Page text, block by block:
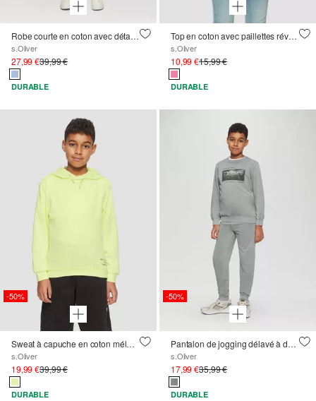
Robe courte en coton avec détails smockés et manches bouffantes
s.Oliver
27,99 €39,99 €
DURABLE
Top en coton avec paillettes réversibles
s.Oliver
10,99 €15,99 €
DURABLE
-50%
Sweat à capuche en coton mélangé avec détails imprimés
s.Oliver
19,99 €39,99 €
DURABLE
-50%
Pantalon de jogging délavé à détails imprimés
s.Oliver
17,99 €35,99 €
DURABLE